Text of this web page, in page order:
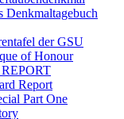
Denkmaltagebuch
der GSU
of Honour
Report
Part One